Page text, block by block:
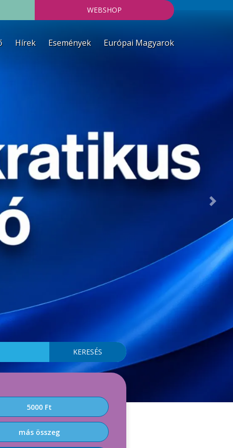
WEBSHOP
Hírek Események Európai Magyarok
Next
5000 Ft
más összeg